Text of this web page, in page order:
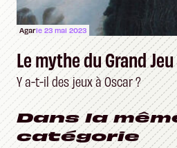
Agarle 23 mai 2023
Le mythe du Grand
Y a-t-il des jeux à Oscar ?
Dans la
catégorie